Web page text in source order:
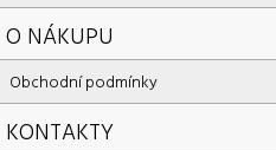
O NÁKUPU
Obchodní podmínky
KONTAKTY